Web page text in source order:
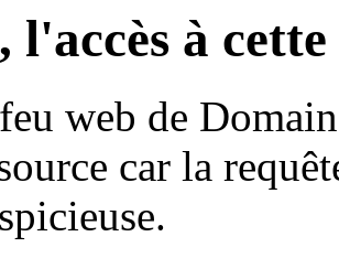
l'accès à
web de
car la